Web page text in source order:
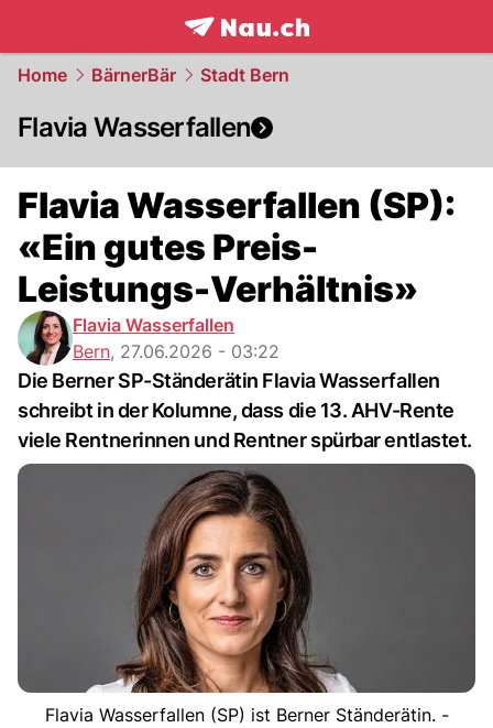
frontpage.NAU.ch
Home BärnerBär Stadt Bern
Flavia Wasserfallen
Flavia Wasserfallen (SP):
«Ein gutes Preis-
Leistungs-Verhältnis»
Flavia Wasserfallen
Bern, 27.06.2026 - 03:22
Die Berner SP-Ständerätin Flavia Wasserfallen
schreibt in der Kolumne, dass die 13. AHV-Rente
viele Rentnerinnen und Rentner spürbar entlastet.
Flavia Wasserfallen (SP) ist Berner Ständerätin. -